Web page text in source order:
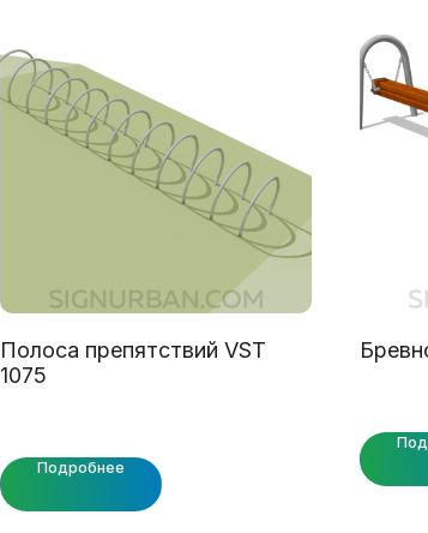
Полоса препятствий VST
1075
Подробнее